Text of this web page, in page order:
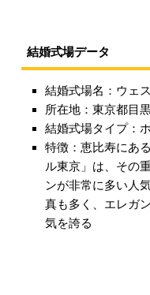
結婚式場データ
結婚式場名：ウェ
所在地：東京都目
結婚式場タイプ：
特徴：恵比寿にあ
ル東京」は、その
ンが非常に多い人
真も多く、エレガ
気を誇る